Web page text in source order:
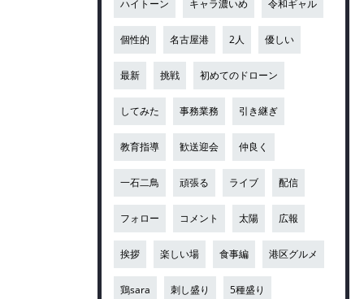
ハイトーン キャラ濃いめ 令和ギャル
個性的 名古屋港 2人 優しい
最新 挑戦 初めてのドローン
してみた 事務業務 引き継ぎ
教育指導 歓送迎会 仲良く
一石二鳥 頑張る ライブ 配信
フォロー コメント 太陽 広報
挨拶 楽しい場 食事編 港区グルメ
鶏sara 刺し盛り 5種盛り